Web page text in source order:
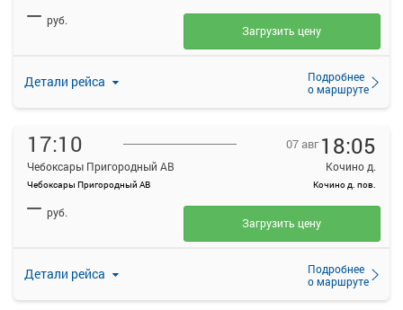
Детали рейса
Подробнее
о маршруте
— руб.
Загрузить цену
17:10
Чебоксары Пригородный АВ
Чебоксары Пригородный АВ
07 авг 18:05
Кочино д.
Кочино д. пов.
Детали рейса
Подробнее
о маршруте
— руб.
Загрузить цену